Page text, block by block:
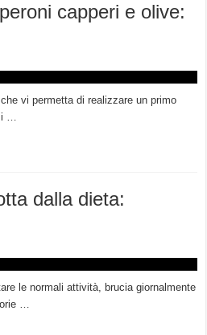
capperi e olive:
vi permetta di realizzare un primo
…
dalla dieta:
le normali attività, brucia giornalmente
…